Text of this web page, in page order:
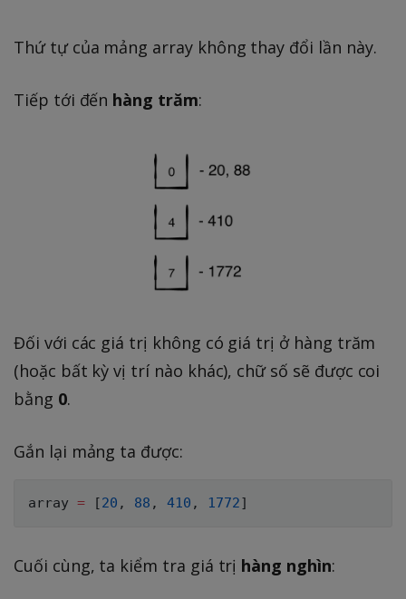
Thứ tự của mảng array không thay đổi lần này.
Tiếp tới đến hàng trăm:
Đối với các giá trị không có giá trị ở hàng trăm
(hoặc bất kỳ vị trí nào khác), chữ số sẽ được coi
bằng 0.
Gắn lại mảng ta được:
array = [20 , 88 , 410 , 1772]
Cuối cùng, ta kiểm tra giá trị hàng nghìn: